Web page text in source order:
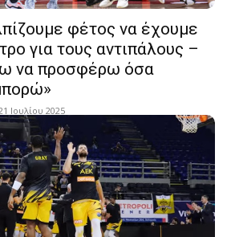
φέτος να έχουμε
για τους αντιπάλους –
να προσφέρω όσα
Ιουλίου 2025